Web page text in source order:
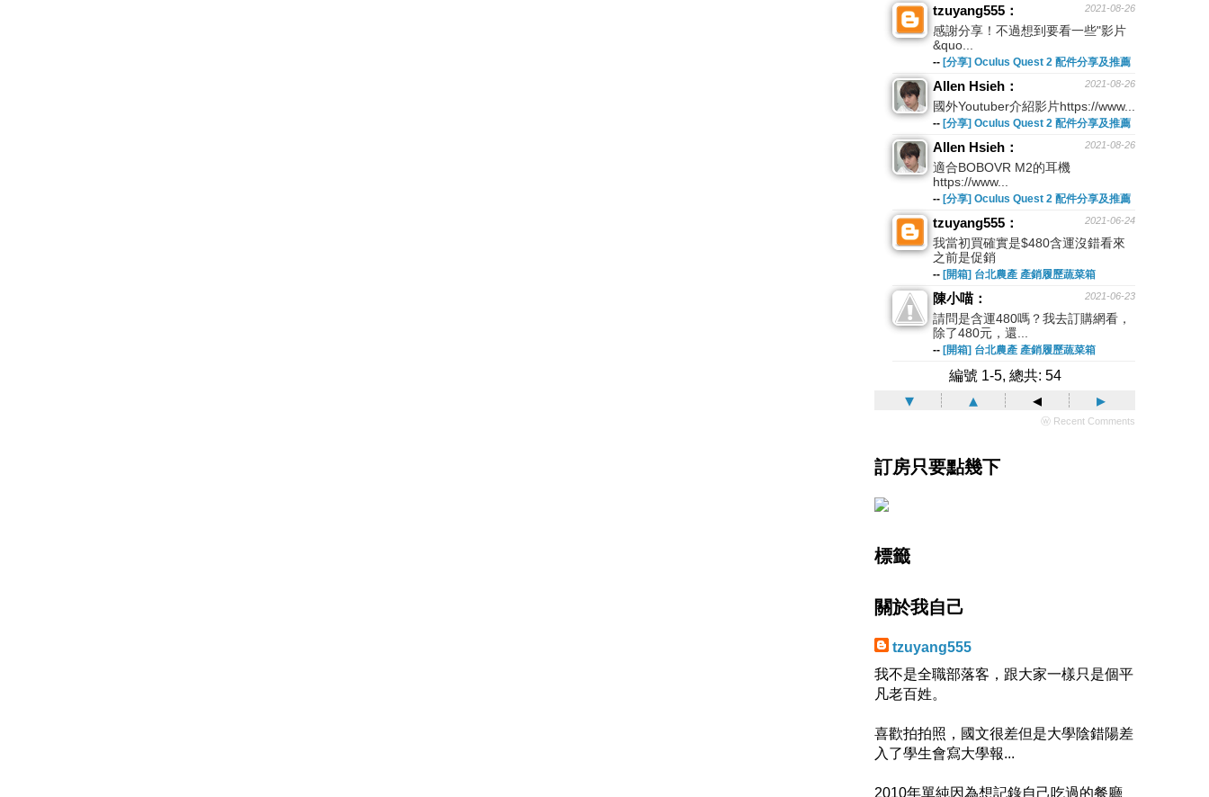
2021-08-26
tzuyang555：
感謝分享！不過想到要看一些"影片
&quo...
-- [分享] Oculus Quest 2 配件分享及推薦
2021-08-26
Allen Hsieh：
國外Youtuber介紹影片https://www...
-- [分享] Oculus Quest 2 配件分享及推薦
2021-08-26
Allen Hsieh：
適合BOBOVR M2的耳機
https://www...
-- [分享] Oculus Quest 2 配件分享及推薦
2021-06-24
tzuyang555：
我當初買確實是$480含運沒錯看來
之前是促銷
-- [開箱] 台北農產 產銷履歷蔬菜箱
2021-06-23
陳小喵：
請問是含運480嗎？我去訂購網看，
除了480元，還...
-- [開箱] 台北農產 產銷履歷蔬菜箱
編號 1-5, 總共: 54
▾ ▴ ◂ ▸
ⓦ Recent Comments
訂房只要點幾下
標籤
關於我自己
tzuyang555
我不是全職部落客，跟大家一樣只是個平
凡老百姓。
喜歡拍拍照，國文很差但是大學陰錯陽差
入了學生會寫大學報...
2010年單純因為想記錄自己吃過的餐廳